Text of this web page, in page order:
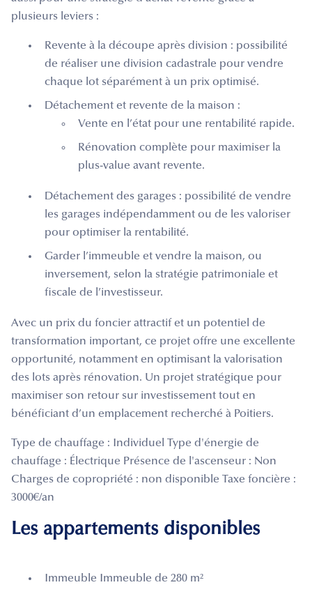
plusieurs leviers :
Revente à la découpe après division : possibilité
de réaliser une division cadastrale pour vendre
chaque lot séparément à un prix optimisé.
Détachement et revente de la maison :
Vente en l’état pour une rentabilité rapide.
Rénovation complète pour maximiser la
plus-value avant revente.
Détachement des garages : possibilité de vendre
les garages indépendamment ou de les valoriser
pour optimiser la rentabilité.
Garder l’immeuble et vendre la maison, ou
inversement, selon la stratégie patrimoniale et
fiscale de l’investisseur.
Avec un prix du foncier attractif et un potentiel de
transformation important, ce projet offre une excellente
opportunité, notamment en optimisant la valorisation
des lots après rénovation. Un projet stratégique pour
maximiser son retour sur investissement tout en
bénéficiant d’un emplacement recherché à Poitiers.
Type de chauffage : Individuel Type d'énergie de
chauffage : Électrique Présence de l'ascenseur : Non
Charges de copropriété : non disponible Taxe foncière :
3000€/an
Les appartements disponibles
Immeuble Immeuble de 280 m²